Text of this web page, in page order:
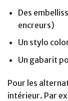
Des
encreurs)
Un stylo
Un gabarit
Pour les
intérieur. Par